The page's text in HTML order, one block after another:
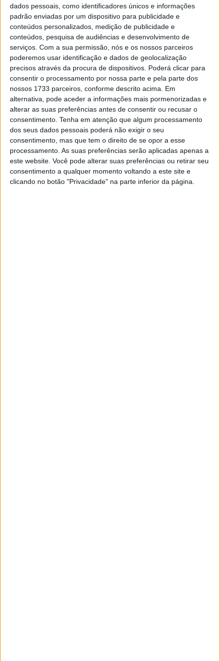
dados pessoais, como identificadores únicos e informações
padrão enviadas por um dispositivo para publicidade e
conteúdos personalizados, medição de publicidade e
conteúdos, pesquisa de audiências e desenvolvimento de
serviços. Com a sua permissão, nós e os nossos parceiros
poderemos usar identificação e dados de geolocalização
precisos através da procura de dispositivos. Poderá clicar para
consentir o processamento por nossa parte e pela parte dos
nossos 1733 parceiros, conforme descrito acima. Em
alternativa, pode aceder a informações mais pormenorizadas e
alterar as suas preferências antes de consentir ou recusar o
consentimento. Tenha em atenção que algum processamento
dos seus dados pessoais poderá não exigir o seu
consentimento, mas que tem o direito de se opor a esse
processamento. As suas preferências serão aplicadas apenas a
este website. Você pode alterar suas preferências ou retirar seu
consentimento a qualquer momento voltando a este site e
clicando no botão "Privacidade" na parte inferior da página.
desaceleração e retomada, típicas da condução urbana.
A nova Piaggio Beverly 310 é a scooter ideal para
qualquer uso, desde deslocações urbanas – onde a
agilidade e a dirigibilidade se destacam – até passeios
extraurbanos de médio e longo alcance, mesmo com
passageiro, situação em que demonstra nova potência,
suavidade, aceleração robusta e máximo conforto a
bordo. Tudo com o máximo conforto a bordo , graças à
ergonomia e aos acabamentos.